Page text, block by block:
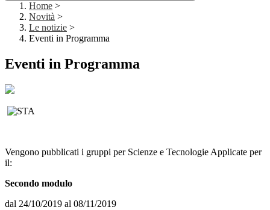
Home >
Novità >
Le notizie >
Eventi in Programma
Eventi in Programma
Vengono pubblicati i gruppi per Scienze e Tecnologie Applicate per
il:
Secondo modulo
dal 24/10/2019 al 08/11/2019